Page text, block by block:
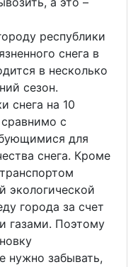
республики
снега в
в несколько
сезон.
снега на 10
с
для
снега. Кроме
экологической
города за счет
газами. Поэтому
нужно забывать,